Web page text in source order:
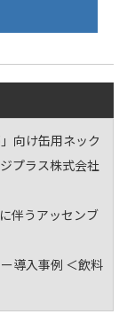
向け缶用ネック
プラス株式会社
伴うアッセンブ
導入事例 ＜飲料